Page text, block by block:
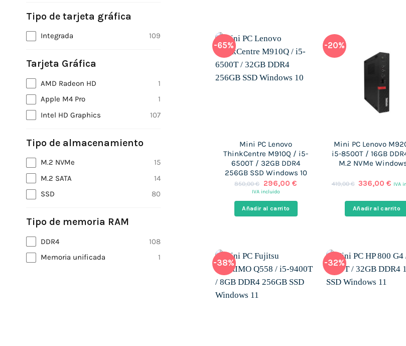
Tipo de tarjeta gráfica
Integrada 109
Tarjeta Gráfica
AMD Radeon HD
1
Apple M4 Pro
1
Intel HD Graphics
107
Tipo de almacenamiento
M.2 NVMe
15
M.2 SATA
14
SSD
80
Tipo de memoria RAM
DDR4
108
Memoria unificada
1
-65%
Mini PC Lenovo
ThinkCentre M910Q / i5-
6500T / 32GB DDR4
256GB SSD Windows 10
850,00€
El
precio
era:
850,00 €.
296,00€
es:
296,00 €.
IVA incluido
Añadir al carrito
-20%
Mini PC Lenovo
i5-8500T / 16GB
M.2 NVMe Windows
419,00€ El
era:
419,00 €.
336,00€ El
es:
IVA
Añadir al carrito
-38% -32%